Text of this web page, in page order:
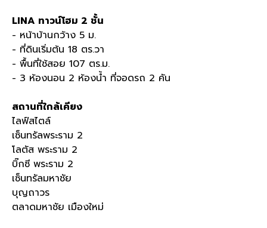
LINA ทาวน์โฮม 2 ชั้น
- หน้าบ้านกว้าง 5 ม.
- ที่ดินเริ่มต้น 18 ตร.วา
- พื้นที่ใช้สอย 107 ตร.ม.
- 3 ห้องนอน 2 ห้องน้ำ ที่จอดรถ 2 คัน
สถานที่ใกล้เคียง
ไลฟ์สไตล์
เซ็นทรัลพระราม 2
โลตัส พระราม 2
บิ๊กซี พระราม 2
เซ็นทรัลมหาชัย
บุญถาวร
ตลาดมหาชัย เมืองใหม่